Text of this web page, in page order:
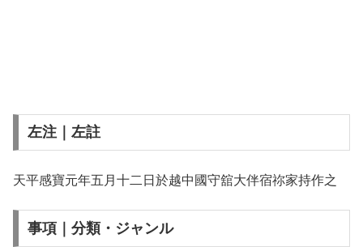
左注｜左註
天平感寶元年五月十二日於越中國守舘大伴宿祢家持作之
事項｜分類・ジャンル